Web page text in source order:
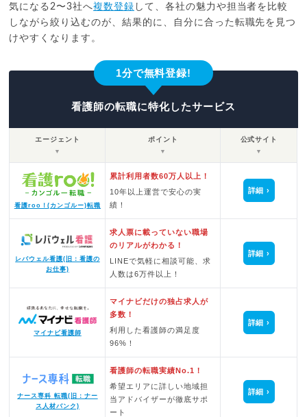
気になる2〜3社へ複数登録 して、各社の魅力や担当者を比較
しながら絞り込むのが、結果的に、自分に合った転職先を見つ
けやすくなります。
1分で無料登録!
看護師の転職に特化したサービス
エージェント
▼
ポイント
▼
公式サイト
▼
看護roo！(カンゴルー)転職
累計利用者数60万人以上！
10年以上運営で安心の実
績！
詳細
レバウェル看護(旧：看護の
お仕事)
求人票に載っていない職場
のリアルがわかる！
LINEで気軽に相談可能、求
人数は6万件以上！
詳細
マイナビ看護師
マイナビだけの独占求人が
多数！
利用した看護師の満足度
96%！
詳細
ナース専科 転職(旧：ナー
ス人材バンク)
看護師の転職実績No.1！
希望エリアに詳しい地域担
当アドバイザーが徹底サポ
ート
詳細